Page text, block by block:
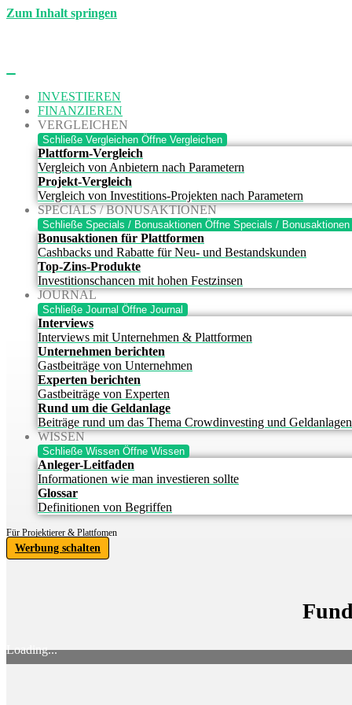
Zum Inhalt springen
INVESTIEREN
FINANZIEREN
VERGLEICHEN
Schließe Vergleichen Öffne Vergleichen
Plattform-Vergleich
Vergleich von Anbietern nach Parametern
Projekt-Vergleich
Vergleich von Investitions-Projekten nach Parametern
SPECIALS / BONUSAKTIONEN
Schließe Specials / Bonusaktionen Öffne Specials / Bonusaktionen
Bonusaktionen für Plattformen
Cashbacks und Rabatte für Neu- und Bestandskunden
Top-Zins-Produkte
Investitionschancen mit hohen Festzinsen
JOURNAL
Schließe Journal Öffne Journal
Interviews
Interviews mit Unternehmen & Plattformen
Unternehmen berichten
Gastbeiträge von Unternehmen
Experten berichten
Gastbeiträge von Experten
Rund um die Geldanlage
Beiträge rund um das Thema Crowdinvesting und Geldanlagen
WISSEN
Schließe Wissen Öffne Wissen
Anleger-Leitfaden
Informationen wie man investieren sollte
Glossar
Definitionen von Begriffen
Für Projektierer & Plattfomen
Werbung schalten
Loading...